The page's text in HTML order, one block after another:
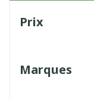
Prix
Marques